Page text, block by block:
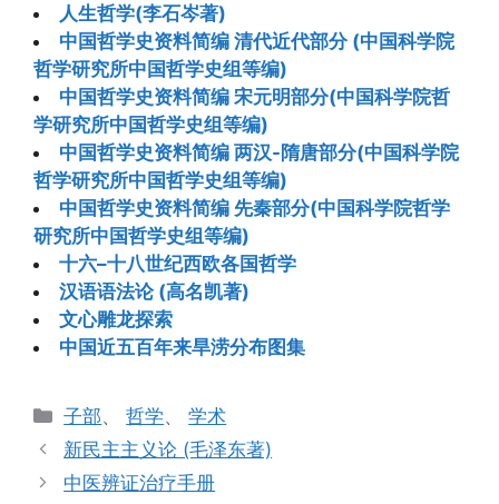
人生哲学(李石岑著)
中国哲学史资料简编 清代近代部分 (中国科学院
哲学研究所中国哲学史组等编)
中国哲学史资料简编 宋元明部分(中国科学院哲
学研究所中国哲学史组等编)
中国哲学史资料简编 两汉-隋唐部分(中国科学院
哲学研究所中国哲学史组等编)
中国哲学史资料简编 先秦部分(中国科学院哲学
研究所中国哲学史组等编)
十六–十八世纪西欧各国哲学
汉语语法论 (高名凯著)
文心雕龙探索
中国近五百年来旱涝分布图集
分
类
子部、哲学、学术
新民主主义论 (毛泽东著)
中医辨证治疗手册